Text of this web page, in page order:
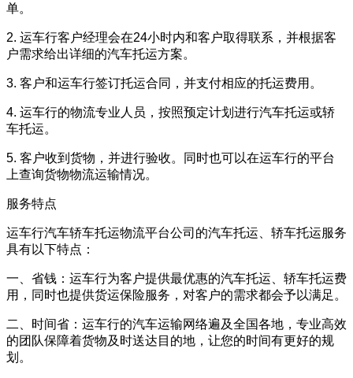
单。
2. 运车行客户经理会在24小时内和客户取得联系，并根据客
户需求给出详细的汽车托运方案。
3. 客户和运车行签订托运合同，并支付相应的托运费用。
4. 运车行的物流专业人员，按照预定计划进行汽车托运或轿
车托运。
5. 客户收到货物，并进行验收。同时也可以在运车行的平台
上查询货物物流运输情况。
服务特点
运车行汽车轿车托运物流平台公司的汽车托运、轿车托运服务
具有以下特点：
一、省钱：运车行为客户提供最优惠的汽车托运、轿车托运费
用，同时也提供货运保险服务，对客户的需求都会予以满足。
二、时间省：运车行的汽车运输网络遍及全国各地，专业高效
的团队保障着货物及时送达目的地，让您的时间有更好的规
划。